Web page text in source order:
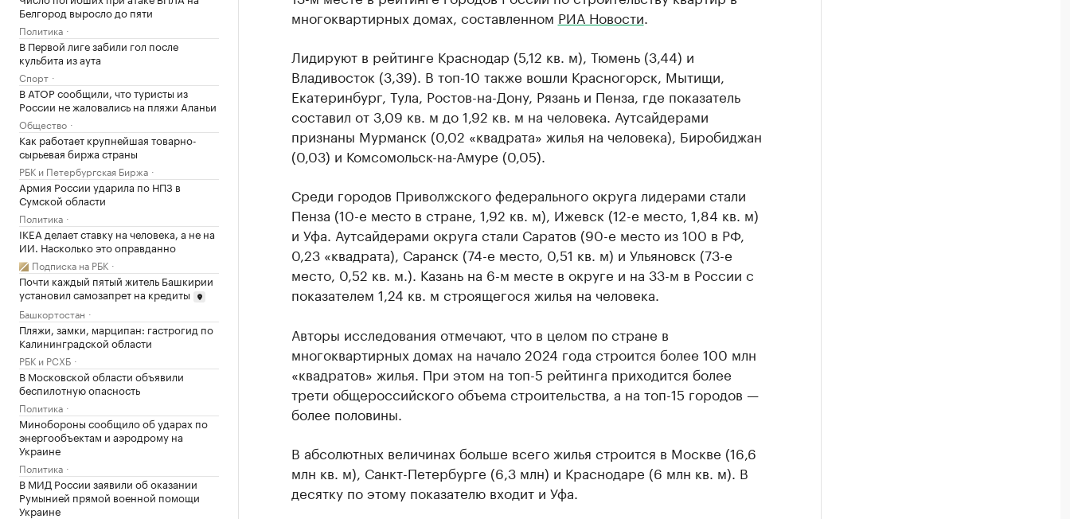
Белгород выросло до пяти
Политика
В Первой лиге забили гол после
кульбита из аута
Спорт
В АТОР сообщили, что туристы из
России не жаловались на пляжи Аланьи
Общество
Как работает крупнейшая товарно-
сырьевая биржа страны
РБК и Петербургская Биржа
Армия России ударила по НПЗ в
Сумской области
Политика
IKEA делает ставку на человека, а не на
ИИ. Насколько это оправданно
Подписка на РБК
Почти каждый пятый житель Башкирии
установил самозапрет на кредиты
Башкортостан
Пляжи, замки, марципан: гастрогид по
Калининградской области
РБК и РСХБ
В Московской области объявили
беспилотную опасность
Политика
Минобороны сообщило об ударах по
энергообъектам и аэродрому на
Украине
Политика
В МИД России заявили об оказании
Румынией прямой военной помощи
Украине
многоквартирных домах, составленном РИА Новости
Лидируют в рейтинге Краснодар (5,12 кв. м), Тюмень (3,44) и
Владивосток (3,39). В топ-10 также вошли Красногорск, Мытищи,
Екатеринбург, Тула, Ростов-на-Дону, Рязань и Пенза, где показатель
составил от 3,09 кв. м до 1,92 кв. м на человека. Аутсайдерами
признаны Мурманск (0,02 «квадрата» жилья на человека), Биробиджан
(0,03) и Комсомольск-на-Амуре (0,05).
Среди городов Приволжского федерального округа лидерами стали
Пенза (10-е место в стране, 1,92 кв. м), Ижевск (12-е место, 1,84 кв. м)
и Уфа. Аутсайдерами округа стали Саратов (90-е место из 100 в РФ,
0,23 «квадрата), Саранск (74-е место, 0,51 кв. м) и Ульяновск (73-е
место, 0,52 кв. м.). Казань на 6-м месте в округе и на 33-м в России с
показателем 1,24 кв. м строящегося жилья на человека.
Авторы исследования отмечают, что в целом по стране в
многоквартирных домах на начало 2024 года строится более 100 млн
«квадратов» жилья. При этом на топ-5 рейтинга приходится более
трети общероссийского объема строительства, а на топ-15 городов —
более половины.
В абсолютных величинах больше всего жилья строится в Москве (16,6
млн кв. м), Санкт-Петербурге (6,3 млн) и Краснодаре (6 млн кв. м). В
десятку по этому показателю входит и Уфа.